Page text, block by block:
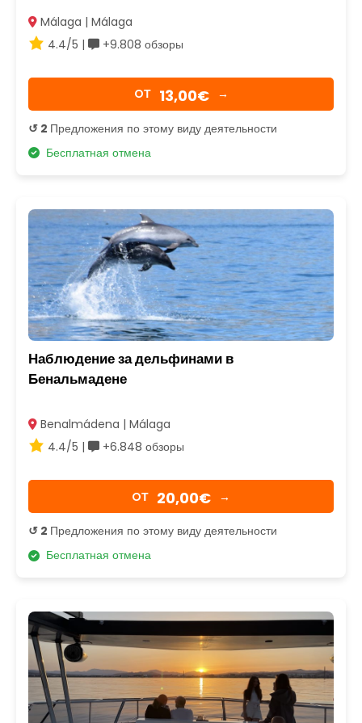
Málaga | Málaga
4.4/5 |
+9.808 обзоры
OТ 13,00€ →
↺ 2 Предложения по этому виду деятельности
Бесплатная отмена
Наблюдение за дельфинами в
Бенальмадене
Benalmádena | Málaga
4.4/5 |
+6.848 обзоры
OТ 20,00€ →
↺ 2 Предложения по этому виду деятельности
Бесплатная отмена